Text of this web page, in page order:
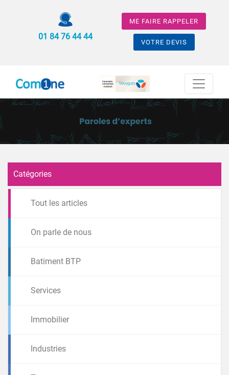
01 84 76 44 44
ME FAIRE RAPPELER
VOTRE DEVIS
Catégories
Tout les articles
On parle de nous
Batiment BTP
Services
Immobilier
Industries